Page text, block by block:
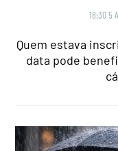
18:30 5
Quem estava
data pode